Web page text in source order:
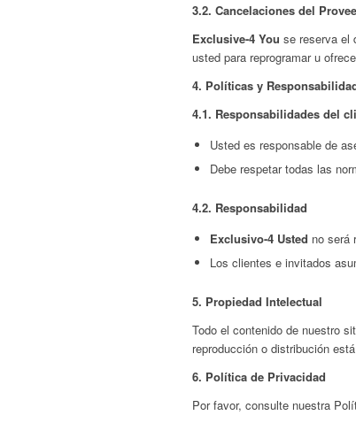
3.2. Cancelaciones del
Exclusive-4 You se reserva el
usted para reprogramar u
4. Políticas y
4.1. Responsabilidades del
Usted es responsable de
Debe respetar todas las
4.2. Responsabilidad
Exclusivo-4 Usted no será
Los clientes e invitados
5. Propiedad Intelectual
Todo el contenido de nuestro
reproducción o distribución
6. Política de Privacidad
Por favor, consulte nuestra